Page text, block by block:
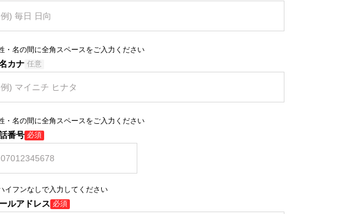
・名の間に全角スペースをご入力ください
カナ 任意
・名の間に全角スペースをご入力ください
番号 必須
イフンなしで入力してください
ルアドレス 必須